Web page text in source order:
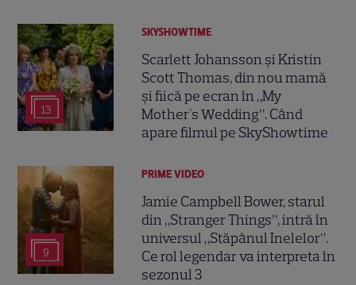
13
SKYSHOWTIME
Scarlett Johansson și Kristin
Scott Thomas, din nou mamă
și fiică pe ecran în „My
Mother's Wedding”. Când
apare filmul pe SkyShowtime
9
PRIME VIDEO
Jamie Campbell Bower, starul
din „Stranger Things”, intră în
universul „Stăpânul Inelelor”.
Ce rol legendar va interpreta în
sezonul 3